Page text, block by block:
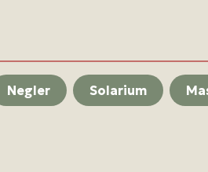
Negler Solarium